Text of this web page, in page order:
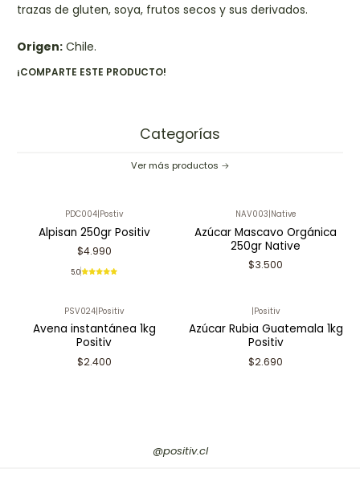
trazas de gluten, soya, frutos secos y sus derivados.
Origen: Chile.
¡COMPARTE ESTE PRODUCTO!
Categorías
Ver más productos
PDC004|Postiv
Alpisan 250gr Positiv
$4.990
5.0
NAV003|Native
Azúcar Mascavo Orgánica
250gr Native
$3.500
PSV024|Positiv
Avena instantánea 1kg
Positiv
$2.400
|Positiv
Azúcar Rubia Guatemala 1kg
Positiv
$2.690
@positiv.cl